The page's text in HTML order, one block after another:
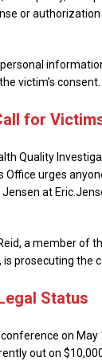
or
victim’s consent.
for
Quality
urges
at
a member of
prosecuting the
Status
on
out on $10,000